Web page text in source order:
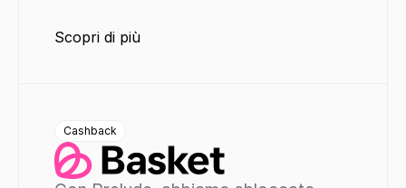
Scopri di più
Cashback